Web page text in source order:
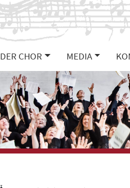
DER CHOR MEDIA